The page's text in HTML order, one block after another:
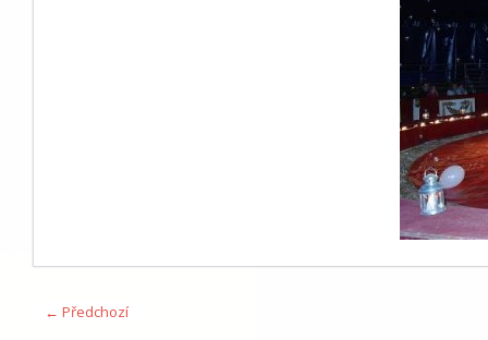
← Předchozí